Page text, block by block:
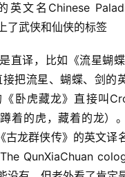
英文名Chinese
了武侠和仙侠的标签
直译，比如《流星蝴
把流星、蝴蝶、剑的
卧虎藏龙》直接叫
着的虎，藏着的龙）
古龙群侠传》的英文译
QunXiaChuan